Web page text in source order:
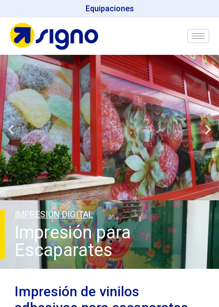
Equipaciones
IMPRESIÓN DIGITAL
Impresión para
Escaparates
Impresión de vinilos